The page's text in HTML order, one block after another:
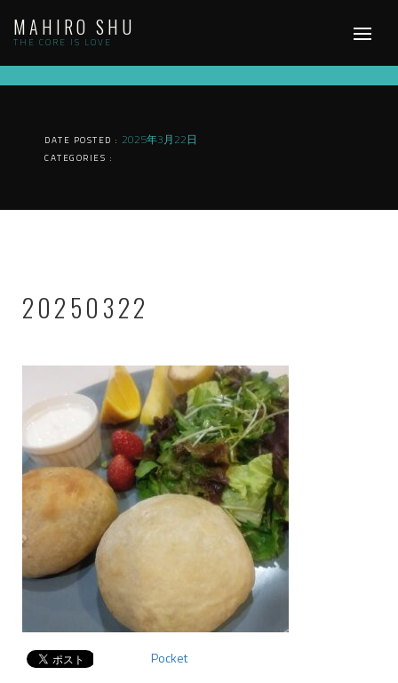
content
MAHIRO SHU
THE CORE IS LOVE
DATE POSTED : 2025年3月22日
CATEGORIES :
20250322
Pocket